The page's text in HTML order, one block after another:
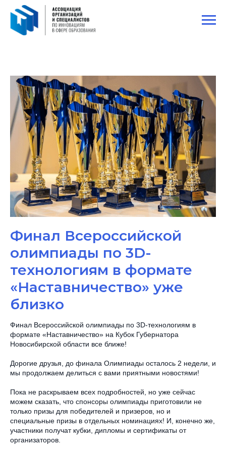
Финал Всероссийской
олимпиады по 3D-
технологиям в формате
«Наставничество» уже
близко
Финал Всероссийской олимпиады по 3D-технологиям в
формате «Наставничество» на Кубок Губернатора
Новосибирской области все ближе!
Дорогие друзья, до финала Олимпиады осталось 2 недели, и
мы продолжаем делиться с вами приятными новостями!
Пока не раскрываем всех подробностей, но уже сейчас
можем сказать, что спонсоры олимпиады приготовили не
только призы для победителей и призеров, но и
специальные призы в отдельных номинациях! И, конечно же,
участники получат кубки, дипломы и сертификаты от
организаторов.